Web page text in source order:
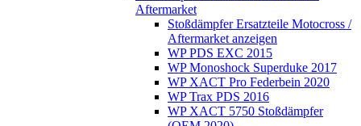
Aftermarket
Stoßdämpfer Ersatzteile Motocross /
Aftermarket anzeigen
WP PDS EXC 2015
WP Monoshock Superduke 2017
WP XACT Pro Federbein 2020
WP Trax PDS 2016
WP XACT 5750 Stoßdämpfer